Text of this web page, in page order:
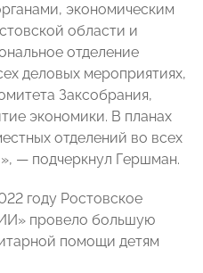
экономическим
области и
отделение
деловых мероприятиях,
Заксобрания,
экономики. В планах
отделений во всех
— подчеркнул Гершман.
году Ростовское
провело большую
помощи детям